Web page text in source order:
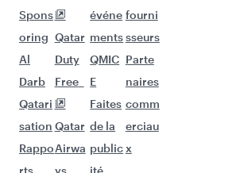
Spons
oring
Al
Darb
Qatari
sation
Rappo
rts
Qatar
Duty
Free
Qatar
Airwa
ys
événe
ments
QMIC
E
Faites
de la
public
ité
fourni
sseurs
Parte
naires
comm
erciau
x